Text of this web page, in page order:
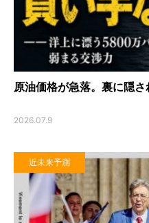
原油価格が急落。裏に隠
2026.07.9
近未来予測